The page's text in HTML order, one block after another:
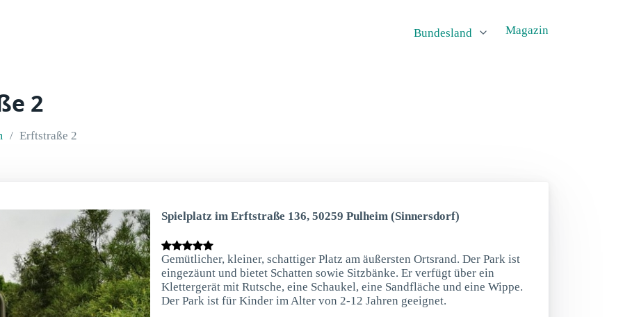
Bundesland Magazin
2
Erftstraße 2
Spielplatz im Erftstraße 136, 50259 Pulheim (Sinnersdorf)
Gemütlicher, kleiner, schattiger Platz am äußersten Ortsrand. Der Park ist
eingezäunt und bietet Schatten sowie Sitzbänke. Er verfügt über ein
Klettergerät mit Rutsche, eine Schaukel, eine Sandfläche und eine Wippe.
Der Park ist für Kinder im Alter von 2-12 Jahren geeignet.